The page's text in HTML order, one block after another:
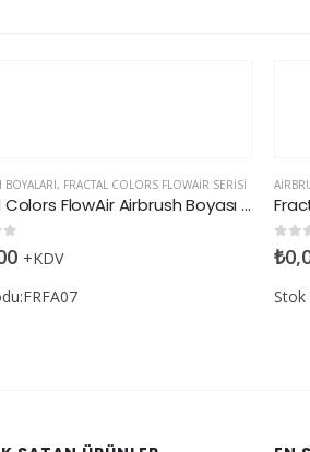
BOYALARI, FRACTAL COLORS FLOWAIR SERISI
Fractal Colors FlowAir Airbrush Boyası Claret
+KDV
05
₺
Stok